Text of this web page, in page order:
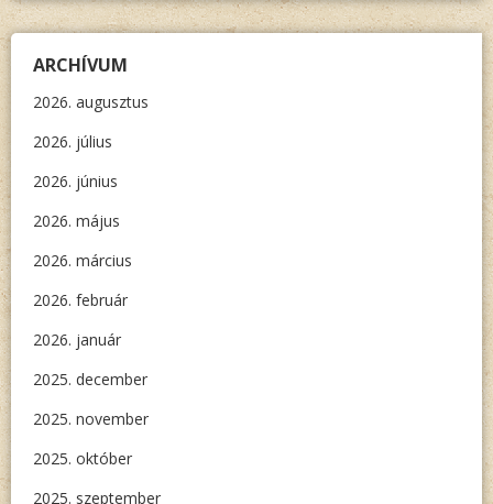
ARCHÍVUM
2026. augusztus
2026. július
2026. június
2026. május
2026. március
2026. február
2026. január
2025. december
2025. november
2025. október
2025. szeptember